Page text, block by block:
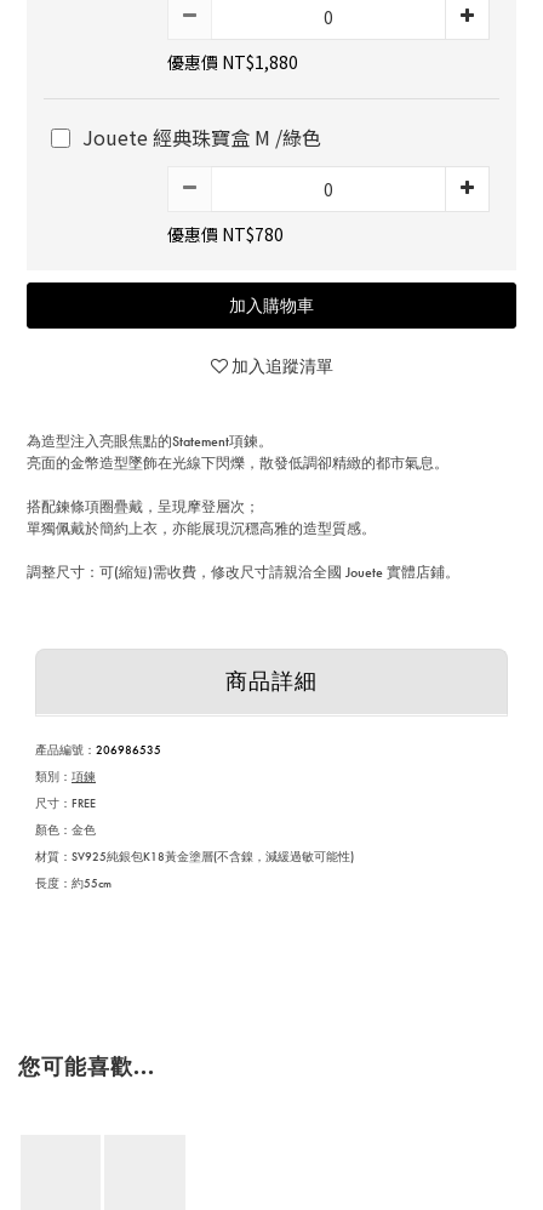
優惠價 NT$1,880
Jouete 經典珠寶盒 M /綠色
優惠價 NT$780
加入購物車
加入追蹤清單
為造型注入亮眼焦點的Statement項鍊。
亮面的金幣造型墜飾在光線下閃爍，散發低調卻精緻的都市氣息。
搭配鍊條項圈疊戴，呈現摩登層次；
單獨佩戴於簡約上衣，亦能展現沉穩高雅的造型質感。
調整尺寸：可(縮短)需收費，修改尺寸請親洽全國 Jouete 實體店鋪。
商品詳細
產品編號 ： 206986535
類別： 項鍊
尺寸：FREE
顏色：金色
材質：SV925純銀包K18黃金塗層(不含鎳，減緩過敏可能性)
長度：約55cm
您可能喜歡...